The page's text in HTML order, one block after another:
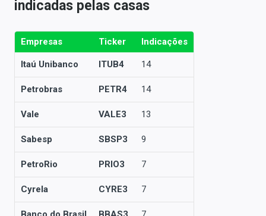
indicadas pelas casas
Empresas Ticker Indicações
Itaú Unibanco ITUB4 14
Petrobras PETR4 14
Vale VALE3 13
Sabesp SBSP3 9
PetroRio PRIO3 7
Cyrela CYRE3 7